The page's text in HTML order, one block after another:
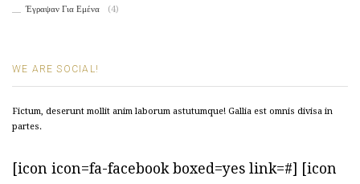
Έγραψαν Για Εμένα (4)
WE ARE SOCIAL!
Fictum, deserunt mollit anim laborum astutumque! Gallia est omnis divisa in
partes.
[icon icon=fa-facebook boxed=yes link=#] [icon